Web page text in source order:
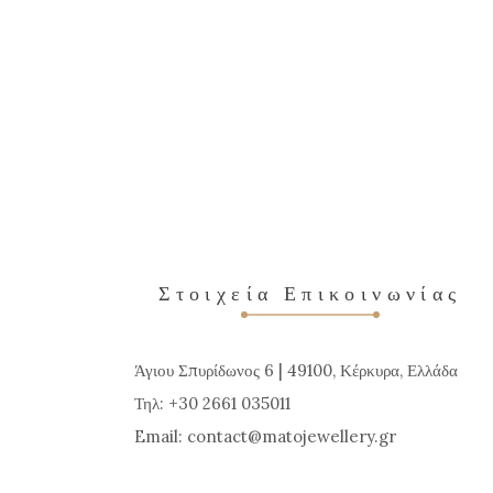
επιλεγούν
σελίδα
Στοιχεία Επικοινωνίας
Άγιου Σπυρίδωνος 6 | 49100, Κέρκυρα, Ελλάδα
Τηλ: +30 2661 035011
Email: contact matojewellery gr